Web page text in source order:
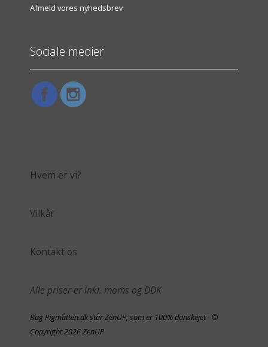
Afmeld vores nyhedsbrev
Sociale medier
Hvem er vi?
Vilkår
Kontakt os
Alle priser er inkl. moms og DDK
Bag Pigmåtten.dk står ZenUP, som er 100% danskejet - ©
Copyright 2026 ZenUP